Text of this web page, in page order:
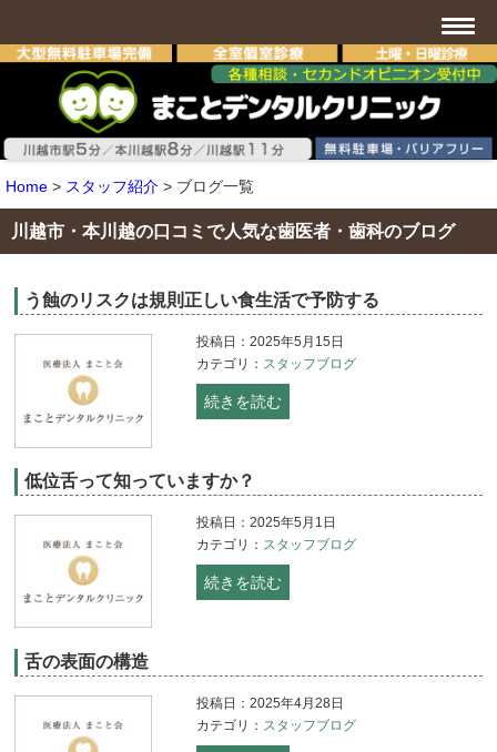
Home > スタッフ紹介 > ブログ一覧
川越市・本川越の口コミで人気な歯医者・歯科のブログ
う蝕のリスクは規則正しい食生活で予防する
投稿日：2025年5月15日
カテゴリ： スタッフブログ
続きを読む
低位舌って知っていますか？
投稿日：2025年5月1日
カテゴリ： スタッフブログ
続きを読む
舌の表面の構造
投稿日：2025年4月28日
カテゴリ： スタッフブログ